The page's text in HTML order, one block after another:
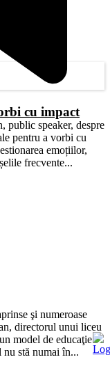
cu impact
public speaker, despre
pentru a vorbi cu
emoțiilor,
frecvente...
şi numeroase
directorul unui liceu
model de educaţie
stă numai în...